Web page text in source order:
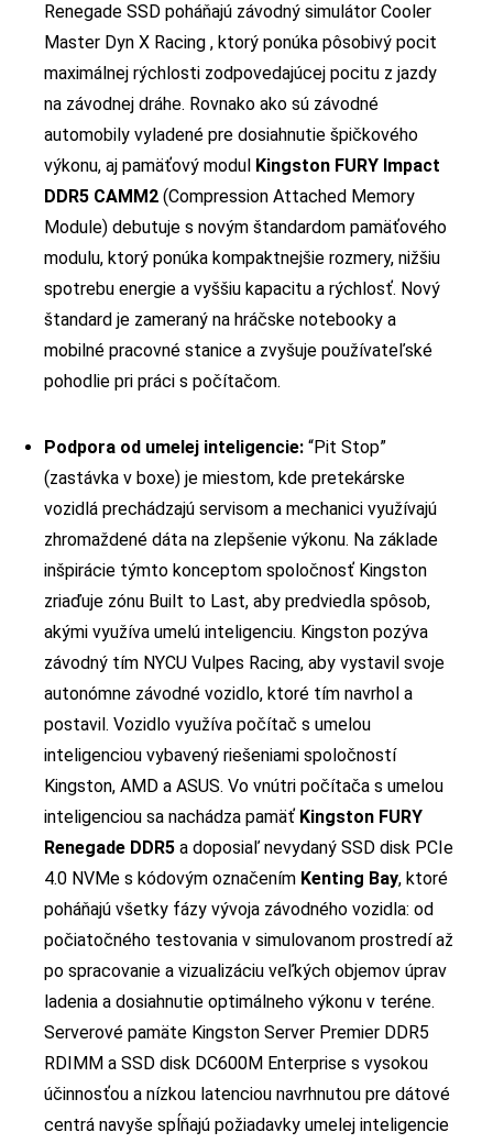
Renegade SSD poháňajú závodný simulátor Cooler
Master Dyn X Racing , ktorý ponúka pôsobivý pocit
maximálnej rýchlosti zodpovedajúcej pocitu z jazdy
na závodnej dráhe. Rovnako ako sú závodné
automobily vyladené pre dosiahnutie špičkového
výkonu, aj pamäťový modul Kingston FURY Impact
DDR5 CAMM2 (Compression Attached Memory
Module) debutuje s novým štandardom pamäťového
modulu, ktorý ponúka kompaktnejšie rozmery, nižšiu
spotrebu energie a vyššiu kapacitu a rýchlosť. Nový
štandard je zameraný na hráčske notebooky a
mobilné pracovné stanice a zvyšuje používateľské
pohodlie pri práci s počítačom.
Podpora od umelej inteligencie: “Pit Stop”
(zastávka v boxe) je miestom, kde pretekárske
vozidlá prechádzajú servisom a mechanici využívajú
zhromaždené dáta na zlepšenie výkonu. Na základe
inšpirácie týmto konceptom spoločnosť Kingston
zriaďuje zónu Built to Last, aby predviedla spôsob,
akými využíva umelú inteligenciu. Kingston pozýva
závodný tím NYCU Vulpes Racing, aby vystavil svoje
autonómne závodné vozidlo, ktoré tím navrhol a
postavil. Vozidlo využíva počítač s umelou
inteligenciou vybavený riešeniami spoločností
Kingston, AMD a ASUS. Vo vnútri počítača s umelou
inteligenciou sa nachádza pamäť Kingston FURY
Renegade DDR5 a doposiaľ nevydaný SSD disk PCIe
4.0 NVMe s kódovým označením Kenting Bay, ktoré
poháňajú všetky fázy vývoja závodného vozidla: od
počiatočného testovania v simulovanom prostredí až
po spracovanie a vizualizáciu veľkých objemov úprav
ladenia a dosiahnutie optimálneho výkonu v teréne.
Serverové pamäte Kingston Server Premier DDR5
RDIMM a SSD disk DC600M Enterprise s vysokou
účinnosťou a nízkou latenciou navrhnutou pre dátové
centrá navyše spĺňajú požiadavky umelej inteligencie